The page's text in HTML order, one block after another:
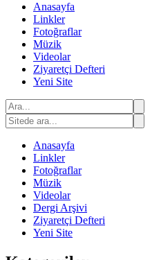
Anasayfa
Linkler
Fotoğraflar
Müzik
Videolar
Ziyaretçi Defteri
Yeni Site
Anasayfa
Linkler
Fotoğraflar
Müzik
Videolar
Dergi Arşivi
Ziyaretçi Defteri
Yeni Site